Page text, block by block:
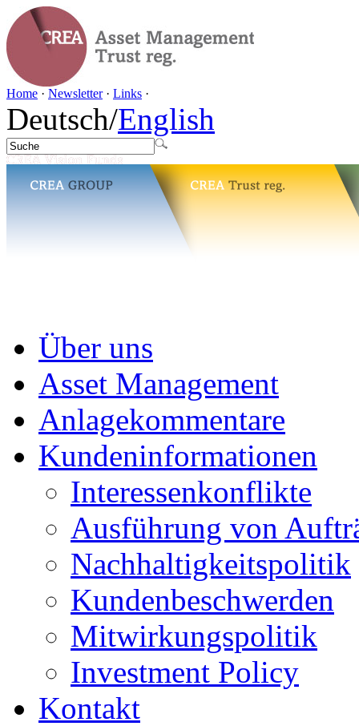
Home · Newsletter· Links ·
Deutsch/English
Über uns
Asset Management
Anlagekommentare
Kundeninformationen
Interessenkonflikte
Ausführung von
Nachhaltigkeitspolitik
Kundenbeschwerden
Mitwirkungspolitik
Investment Policy
Kontakt